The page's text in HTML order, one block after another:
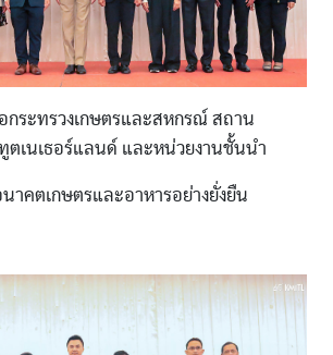
กระทรวงเกษตรและสหกรณ์ สถาน
ตเนเธอร์แลนด์ และหน่วยงานชั้นนำ
าคตเกษตรและอาหารอย่างยั่งยืน